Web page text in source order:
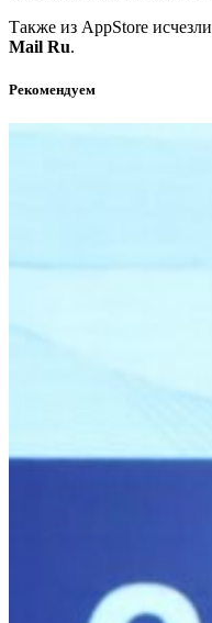
Также из AppStore исчезли
Mail Ru.
Рекомендуем